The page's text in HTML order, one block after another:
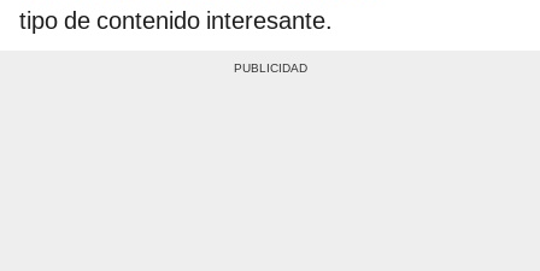
tipo de contenido interesante.